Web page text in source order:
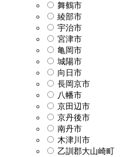
舞鶴市
綾部市
宇治市
宮津市
亀岡市
城陽市
向日市
長岡京市
八幡市
京田辺市
京丹後市
南丹市
木津川市
乙訓郡大山崎町